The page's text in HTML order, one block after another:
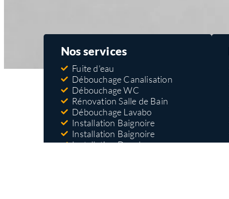
Nos services
Fuite d'eau
Débouchage Canalisation
Débouchage WC
Rénovation Salle de Bain
Débouchage Lavabo
Installation Baignoire
Installation Baignoire
Installation Douche